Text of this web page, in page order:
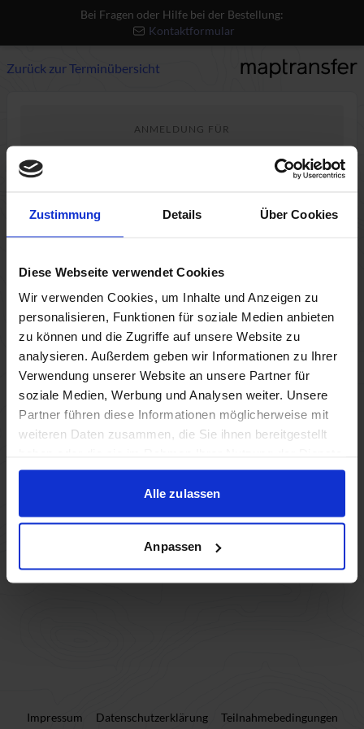
Zustimmung Details Über Cookies
Diese Webseite verwendet Cookies
Wir verwenden Cookies, um Inhalte und Anzeigen zu
personalisieren, Funktionen für soziale Medien anbieten
zu können und die Zugriffe auf unsere Website zu
analysieren. Außerdem geben wir Informationen zu Ihrer
Verwendung unserer Website an unsere Partner für
soziale Medien, Werbung und Analysen weiter. Unsere
Partner führen diese Informationen möglicherweise mit
weiteren Daten zusammen, die Sie ihnen bereitgestellt
gesammelt haben.
Alle zulassen
Anpassen
Bei Fragen oder Hilfe bei der Bestellung:
Kontaktformular
Zurück zur Terminübersicht
ANMELDUNG FÜR
Fr., 27.11.2026, 09:00 - 13:00
Einsteiger
559€ p.P. zzgl. USt.
1 2 3 4
Teilnehmer:innen (0)
Weiter
Impressum Datenschutzerklärung Teilnahmebedingungen